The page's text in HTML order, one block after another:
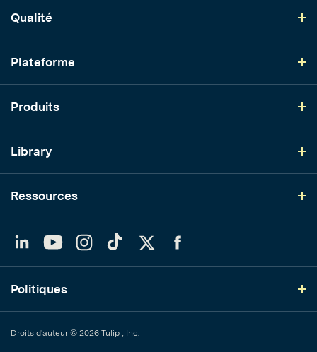
Qualité
Plateforme
Produits
Library
Ressources
YouTubeInstagram
TikTok
Politiques
Droits d'auteur © 2026 Tulip , Inc.